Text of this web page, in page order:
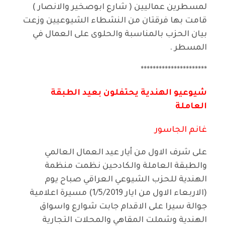
لمسطرين عماليين ( شارع ابوصخير والانصار )
قامت بها فرقتان من النشطاء الشيوعيين وزعت
بيان الحزب بالمناسبة والحلوى على العمال في
المسطر .
**********************
شيوعيو الهندية يحتفلون بعيد الطبقة
العاملة
غانم الجاسور
على شرف الاول من أيار عيد العمال العالمي
والطبقة العاملة والكادحين نظمت منظمة
الهندية للحزب الشيوعي العراقي صباح يوم
(الاربعاء الاول من ايار 1/5/2019) مسيرة اعلامية
جوالة سيرا على الاقدام جابت شوارع واسواق
الهندية وشملت المقاهي والمحلات التجارية